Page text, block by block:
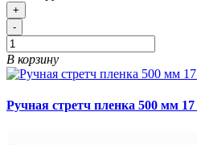
+
-
В корзину
Ручная стретч пленка 500 мм